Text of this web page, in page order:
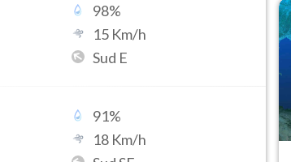
98%
15 Km/h
Sud E
91%
18 Km/h